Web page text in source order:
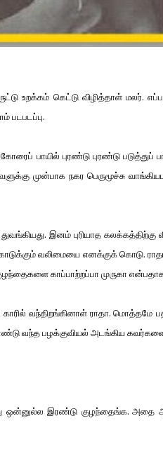
உறக்கம் கெட்டு விழித்தாள் மலர்.
படபடப்பு.
கோரைப் பாயில் புரண்டு புரண்டு
முன்பாக நகர பெருமூச்சு
இனம் புரியாத கலக்கத்திற்கு
வலிமையை எனக்குக் கொடு.
காப்பாற்றப்பா முருகா
காரில் வந்திறங்கினாள் ராதா.
வந்த பழக்குவியல் அடங்கிய
ஒன்னுல்ல இரண்டு குழந்தைங்க. அதை